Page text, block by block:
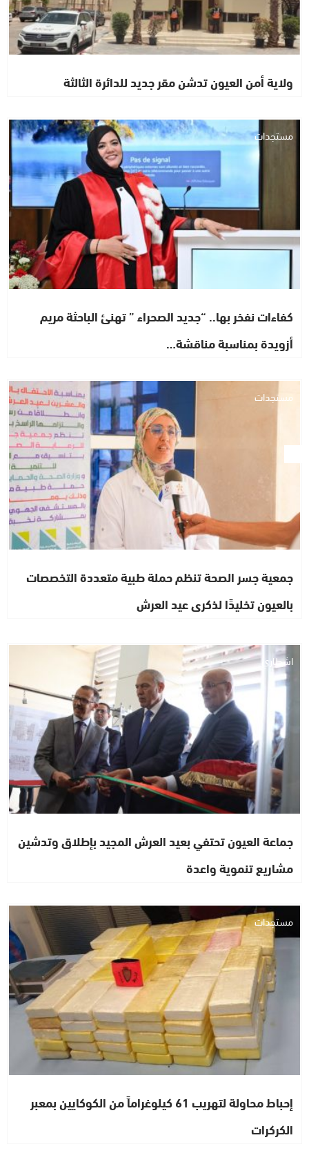
ولاية أمن العيون تدشن مقر جديد للدائرة الثالثة
مستجدات
كفاءات نفخر بها.. “جديد الصحراء ” تهنئ الباحثة مريم
أزويدة بمناسبة مناقشة…
مستجدات
جمعية جسر الصحة تنظم حملة طبية متعددة التخصصات
بالعيون تخليدًا لذكرى عيد العرش
اشطاري
جماعة العيون تحتفي بعيد العرش المجيد بإطلاق وتدشين
مشاريع تنموية واعدة
مستجدات
إحباط محاولة لتهريب 61 كيلوغراماً من الكوكايين بمعبر
الكركرات